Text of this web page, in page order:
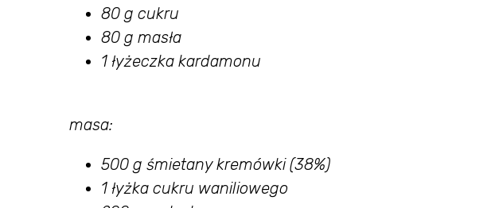
80 g cukru
80 g masła
1 łyżeczka kardamonu
masa:
500 g śmietany kremówki (38%)
1 łyżka cukru waniliowego